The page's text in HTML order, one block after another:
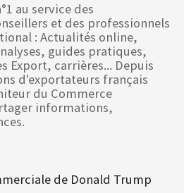
au service des
et des professionnels
: Actualités online,
guides pratiques,
Export, carrières... Depuis
d'exportateurs français
du Commerce
informations,
de Donald Trump